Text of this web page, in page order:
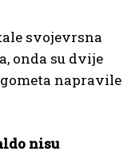
svojevrsna
onda su dvije
napravile
nisu